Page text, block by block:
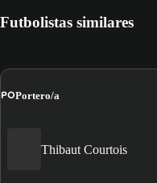
Futbolistas similares
POPortero/a
Thibaut Courtois